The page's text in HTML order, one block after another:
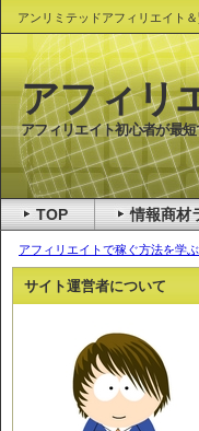
アンリミテッドアフィリエイト
アフィリエイトで稼ぐ方法を学
サイト運営者について
アフィリ
アフィリエイト初心者が最
TOP 情報商材